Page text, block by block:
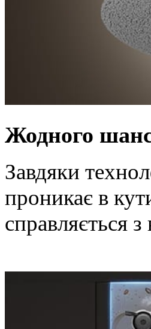
Жодного
Завдяки
проникає в
справляється